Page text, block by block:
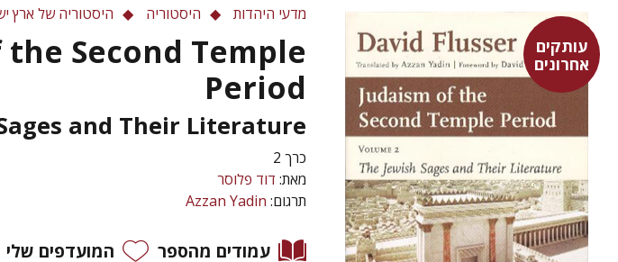
עותקים
אחרונים
מדעי היהדות היסטוריה היסטוריה של ארץ
the Second Temple
Period
and Their Literature
כרך 2
מאת: דוד פלוסר
תרגום: Azzan Yadin
עמודים מהספר המועדפים שלי